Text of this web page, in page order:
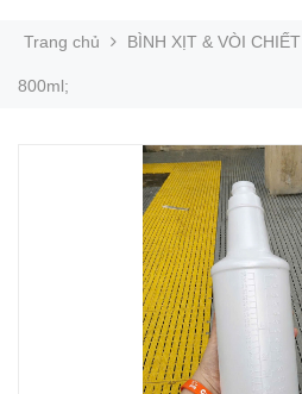
Trang chủ BÌNH XỊT & VÒI CHIẾT
800ml;